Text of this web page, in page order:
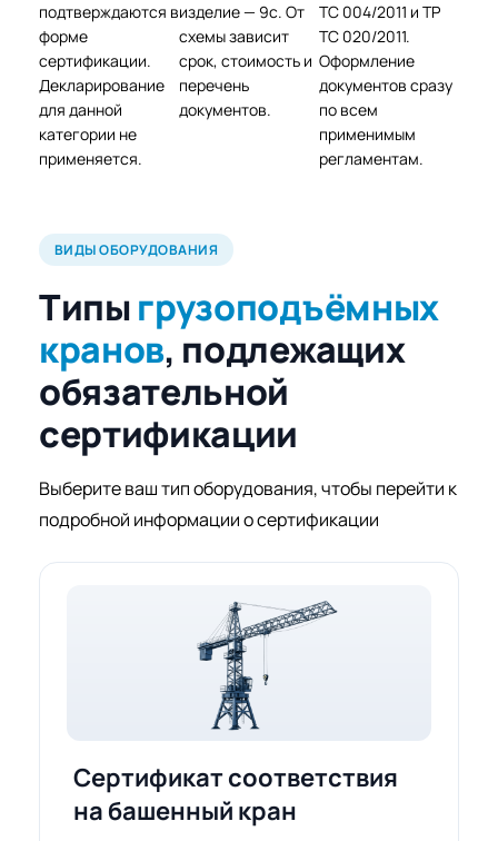
подтверждаются в
форме
сертификации.
Декларирование
для данной
категории не
применяется.
изделие — 9с. От
схемы зависит
срок, стоимость и
перечень
документов.
ТС 004/2011 и ТР
ТС 020/2011.
Оформление
документов сразу
по всем
применимым
регламентам.
ВИДЫ ОБОРУДОВАНИЯ
Типыгрузоподъёмных
кранов, подлежащих
обязательной
сертификации
Выберите ваш тип оборудования, чтобы перейти к
подробной информации о сертификации
Сертификат соответствия
на башенный кран